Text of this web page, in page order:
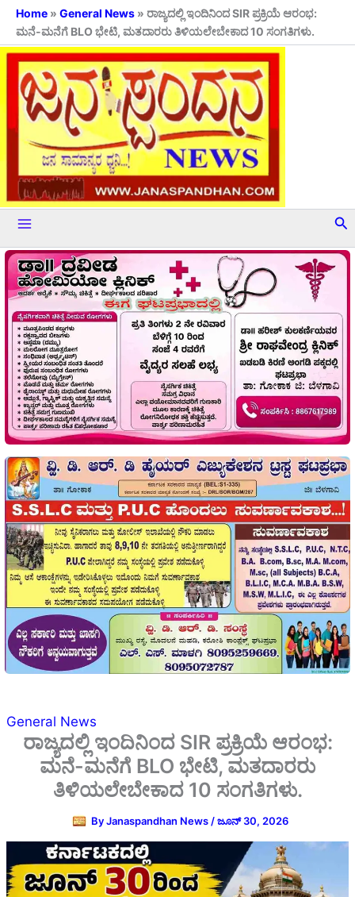
Skip
content
Home » General News » ರಾಜ್ಯದಲ್ಲಿ ಇಂದಿನಿಂದ SIR ಪ್ರಕ್ರಿಯೆ ಆರಂಭ:
ಮನೆ-ಮನೆಗೆ BLO ಭೇಟಿ, ಮತದಾರರು ತಿಳಿಯಲೇಬೇಕಾದ 10 ಸಂಗತಿಗಳು.
General News
ರಾಜ್ಯದಲ್ಲಿ ಇಂದಿನಿಂದ SIR ಪ್ರಕ್ರಿಯೆ ಆರಂಭ:
ಮನೆ-ಮನೆಗೆ BLO ಭೇಟಿ, ಮತದಾರರು
ತಿಳಿಯಲೇಬೇಕಾದ 10 ಸಂಗತಿಗಳು.
ByJanaspandhan News /ಜೂನ್ 30, 2026